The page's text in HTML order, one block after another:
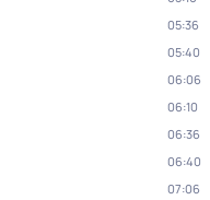
05:36
05:40
06:06
06:10
06:36
06:40
07:06